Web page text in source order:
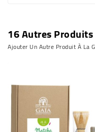
16 Autres Produits
Ajouter Un Autre Produit À La